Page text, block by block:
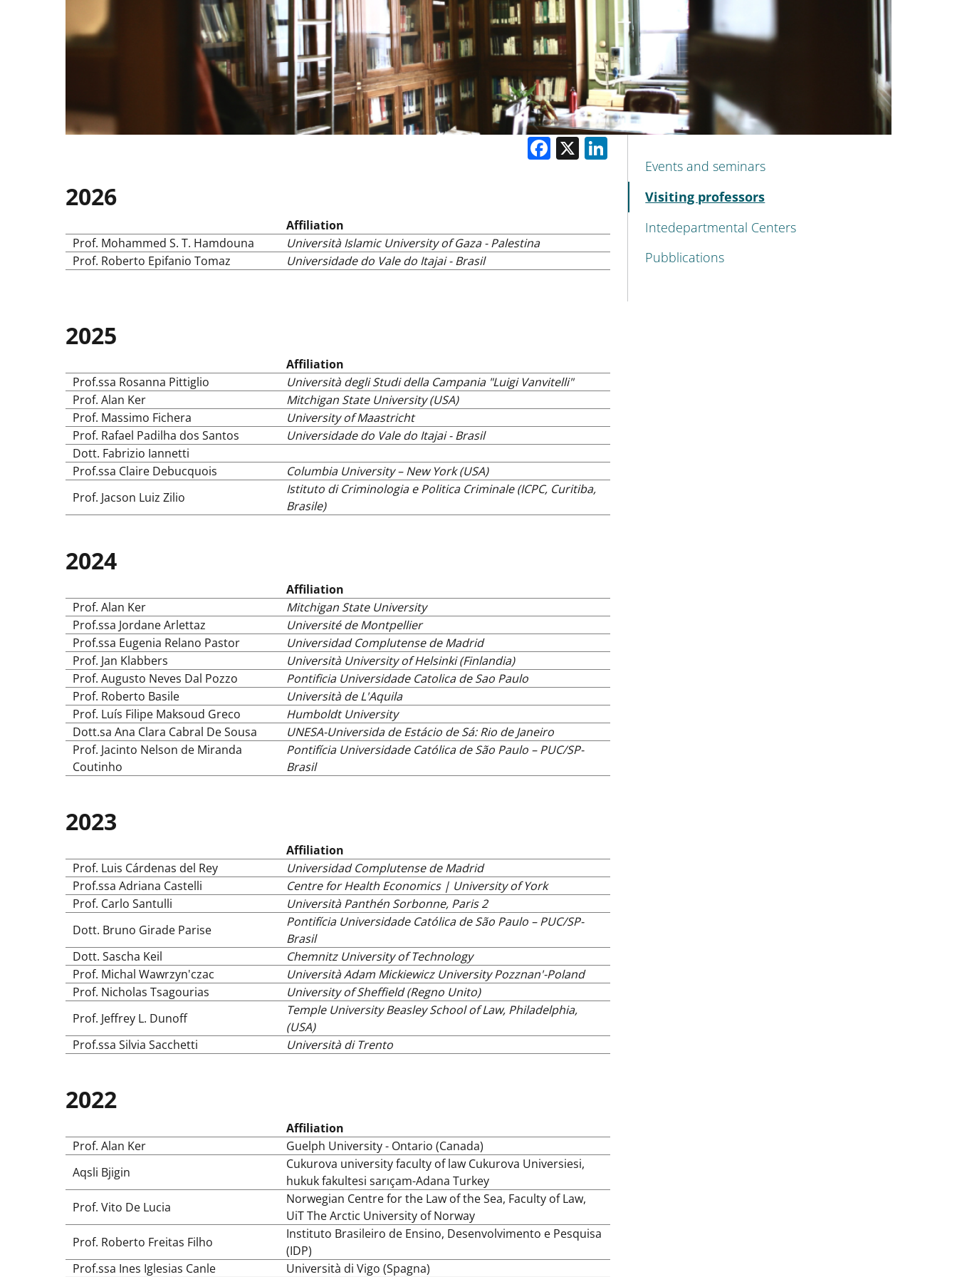
Facebook
X
2026
Affiliation
Prof. Mohammed S. T. Hamdouna
Università Islamic University of Gaza - Palestina
Prof. Roberto Epifanio Tomaz
Universidade do Vale do Itajai - Brasil
2025
Affiliation
Prof.ssa Rosanna Pittiglio
Università degli Studi della Campania "Luigi Vanvitelli"
Prof. Alan Ker
Mitchigan State University (USA)
Prof. Massimo Fichera
University of Maastricht
Prof. Rafael Padilha dos Santos
Universidade do Vale do Itajai - Brasil
Dott. Fabrizio Iannetti
Prof.ssa Claire Debucquois
Columbia University – New York (USA)
Prof. Jacson Luiz Zilio
Istituto di Criminologia e Politica Criminale (ICPC, Curitiba,
Brasile)
2024
Affiliation
Prof. Alan Ker
Mitchigan State University
Prof.ssa Jordane Arlettaz
Université de Montpellier
Prof.ssa Eugenia Relano Pastor
Universidad Complutense de Madrid
Prof. Jan Klabbers
Università University of Helsinki (Finlandia)
Prof. Augusto Neves Dal Pozzo
Pontificia Universidade Catolica de Sao Paulo
Prof. Roberto Basile
Università de L'Aquila
Prof. Luís Filipe Maksoud Greco
Humboldt University
Dott.sa Ana Clara Cabral De Sousa
UNESA-Universida de Estácio de Sá: Rio de Janeiro
Prof. Jacinto Nelson de Miranda
Coutinho
Pontifícia Universidade Católica de São Paulo – PUC/SP-
Brasil
2023
Affiliation
Prof. Luis Cárdenas del Rey
Universidad Complutense de Madrid
Prof.ssa Adriana Castelli
Centre for Health Economics | University of York
Prof. Carlo Santulli
Università Panthén Sorbonne, Paris 2
Dott. Bruno Girade Parise
Pontifícia Universidade Católica de São Paulo – PUC/SP-
Brasil
Dott. Sascha Keil
Chemnitz University of Technology
Prof. Michal Wawrzyn'czac
Università Adam Mickiewicz University Pozznan'-Poland
Prof. Nicholas Tsagourias
University of Sheffield (Regno Unito)
Prof. Jeffrey L. Dunoff
Temple University Beasley School of Law, Philadelphia,
(USA)
Prof.ssa Silvia Sacchetti
Università di Trento
2022
Affiliation
Prof. Alan Ker
Guelph University - Ontario (Canada)
Aqsli Bjigin
Cukurova university faculty of law Cukurova Universiesi,
hukuk fakultesi sarıçam-Adana Turkey
Prof. Vito De Lucia
Norwegian Centre for the Law of the Sea, Faculty of Law,
UiT The Arctic University of Norway
Prof. Roberto Freitas Filho
Instituto Brasileiro de Ensino, Desenvolvimento e Pesquisa
(IDP)
Prof.ssa Ines Iglesias Canle
Università di Vigo (Spagna)
MENU CEV SECOND NAVIGATION
Events and seminars
Visiting professors
Intedepartmental Centers
Pubblications